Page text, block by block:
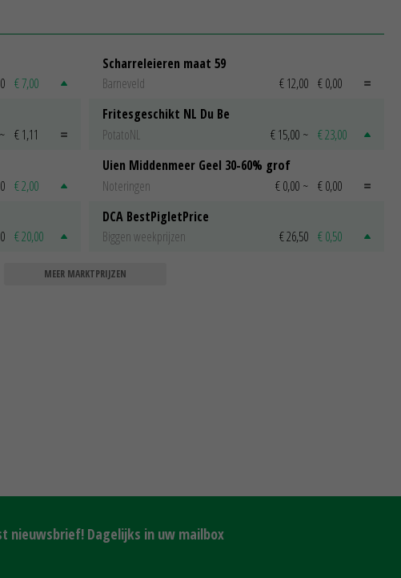
€ 7,00
~ € 1,11
€ 2,00
€ 20,00
Scharreleieren maat 59
Barneveld
€ 12,00 € 0,00
Fritesgeschikt NL Du Be
PotatoNL
€ 15,00 ~ € 23,00
Uien Middenmeer Geel 30-60% grof
Noteringen
€ 0,00 ~ € 0,00
DCA BestPigletPrice
Biggen weekprijzen
€ 26,50 € 0,50
MEER MARKTPRIJZEN
nieuwsbrief! Dagelijks in uw mailbox